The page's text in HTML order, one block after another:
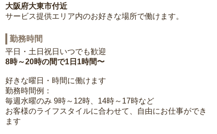
大阪府大東市付近
サービス提供エリア内のお好きな場所で働けます。
勤務時間
平日・土日祝日いつでも歓迎
8時～20時の間で1日1時間〜
好きな曜日・時間に働けます
勤務時間例：
毎週水曜のみ 9時～12時、14時～17時など
お客様のライフスタイルに合わせて、自由にお仕事ができ
ます